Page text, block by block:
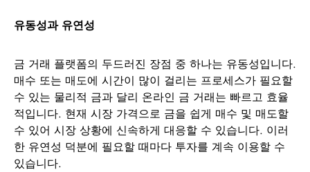
유동성과 유연성
금 거래 플랫폼의 두드러진 장점 중 하나는 유동성입니다.
매수 또는 매도에 시간이 많이 걸리는 프로세스가 필요할
수 있는 물리적 금과 달리 온라인 금 거래는 빠르고 효율
적입니다. 현재 시장 가격으로 금을 쉽게 매수 및 매도할
수 있어 시장 상황에 신속하게 대응할 수 있습니다. 이러
한 유연성 덕분에 필요할 때마다 투자를 계속 이용할 수
있습니다.